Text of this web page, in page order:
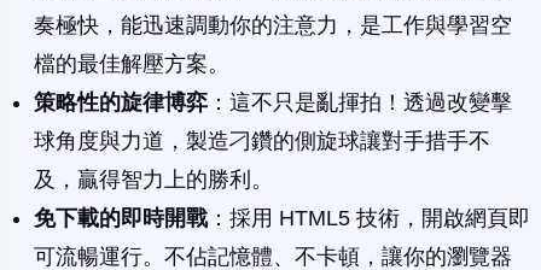
奏極快，能迅速調動你的注意力，是工作與學習空
檔的最佳解壓方案。
策略性的旋律博弈 ：這不只是亂揮拍！透過改變擊
球角度與力道，製造刁鑽的側旋球讓對手措手不
及，贏得智力上的勝利。
免下載的即時開戰：採用 HTML5 技術，開啟網頁即
可流暢運行。不佔記憶體、不卡頓，讓你的瀏覽器